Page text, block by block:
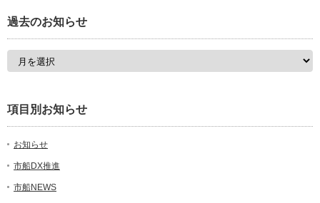
過去のお知らせ
項目別お知らせ
お知らせ
市船DX推進
市船NEWS